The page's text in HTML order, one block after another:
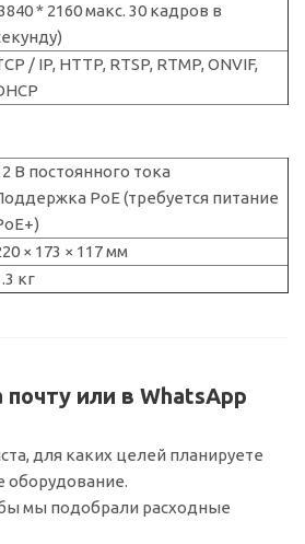
* 2160 макс. 30 кадров в
/ IP, HTTP, RTSP, RTMP, ONVIF,
В постоянного тока
PoE (требуется питание
× 173 × 117 мм
кг
или в WhatsApp
для каких целей планируете
оборудование.
мы подобрали расходные